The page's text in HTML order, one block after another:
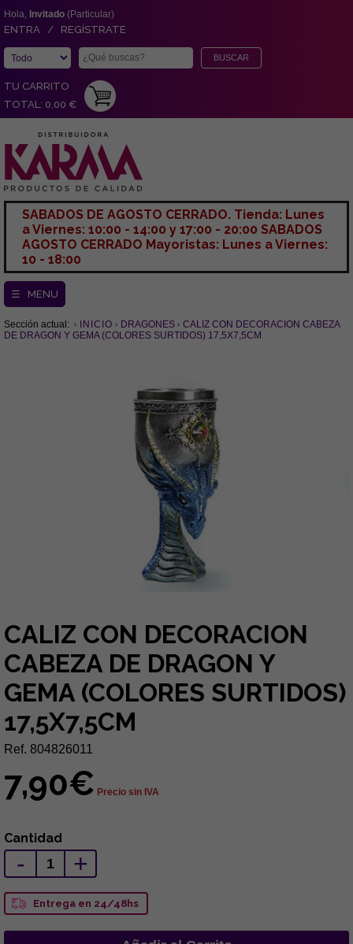
Hola, Invitado (Particular)
ENTRA / REGÍSTRATE
TU CARRITO
TOTAL: 0,00 €
SABADOS DE AGOSTO CERRADO. Tienda: Lunes
a Viernes: 10:00 - 14:00 y 17:00 - 20:00 SABADOS
AGOSTO CERRADO Mayoristas: Lunes a Viernes:
10 - 18:00
☰ MENU
Sección actual: INICIO DRAGONES
CALIZ CON DECORACION CABEZA
DE DRAGON Y GEMA (COLORES SURTIDOS) 17,5X7,5CM
CALIZ CON DECORACION
CABEZA DE DRAGON Y
GEMA (COLORES SURTIDOS)
17,5X7,5CM
Ref. 804826011
7,90€ Precio sin IVA
Cantidad
- +
Entrega en 24/48hs